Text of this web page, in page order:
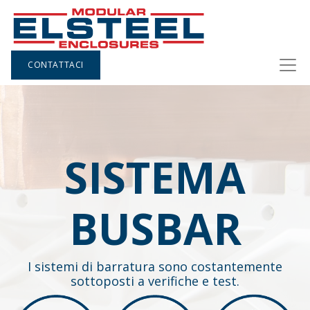
CONTATTACI
SISTEMA
BUSBAR
I sistemi di barratura sono costantemente
sottoposti a verifiche e test.